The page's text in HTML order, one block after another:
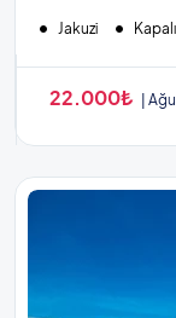
Jakuzi
22.000₺